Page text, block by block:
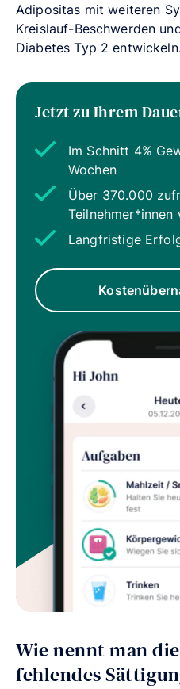
Adipositas mit weiteren
Kreislauf-Beschwerden
Diabetes Typ 2 entwickeln.
Jetzt zu Ihrem
Im Schnitt 4%
Wochen
Über 370.000
Teilnehmer*innen
Langfristige
Wie nennt man
fehlendes